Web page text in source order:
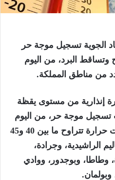
الجوية تسجيل موجة حر
البرد، من اليوم
من مناطق المملكة.
إنذارية من مستوى يقظة
تسجيل موجة حر، من اليوم
الجمعة إلى الأحد، مع درجات حرارة تتراوح ما بين 40 و45
الراشيدية، وجرادة،
وطاطا، وبوجدور، ووادي